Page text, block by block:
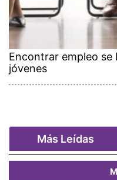
Encontrar empleo se
jóvenes
Más Leídas